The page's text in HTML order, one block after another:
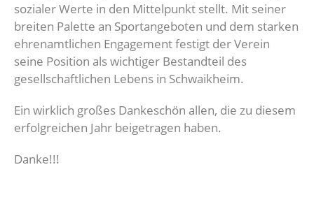
sozialer Werte in den Mittelpunkt stellt. Mit seiner
breiten Palette an Sportangeboten und dem starken
ehrenamtlichen Engagement festigt der Verein
seine Position als wichtiger Bestandteil des
gesellschaftlichen Lebens in Schwaikheim.
Ein wirklich großes Dankeschön allen, die zu diesem
erfolgreichen Jahr beigetragen haben.
Danke!!!